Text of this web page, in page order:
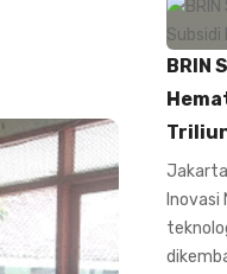
BRIN